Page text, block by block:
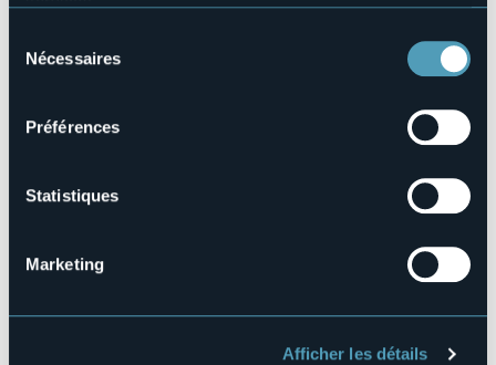
manière de les gérer et de les supprimer,
cliquez ici
Nécessaires
Préférences
Statistiques
Marketing
Afficher les détails
103033-CAF-00001
Via Arcipreturale, 1